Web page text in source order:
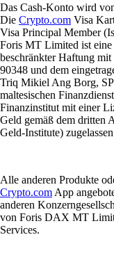
Das Cash-Konto wird
Die Crypto.com Visa
Visa Principal Member
Foris MT Limited ist eine
beschränkter Haftung
90348 und dem
Triq Mikiel Ang Borg,
maltesischen
Finanzinstitut mit einer
Geld gemäß dem dritten
Geld-Institute)
Alle anderen Produkte
Crypto.com App
anderen
von Foris DAX MT
Services.